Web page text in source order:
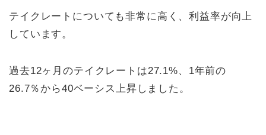
テイクレートについても非常に高く、利益率が向上
しています。
過去12ヶ月のテイクレートは27.1%、1年前の
26.7％から40ベーシス上昇しました。